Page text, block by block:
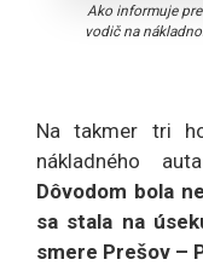
Ako informuje
vodič na
Na takmer tri
nákladného
Dôvodom bola
sa stala na
smere Prešov –